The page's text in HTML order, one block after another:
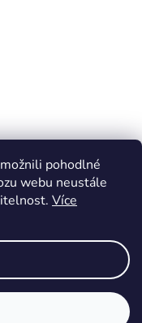
pohodlné
webu neustále
Více